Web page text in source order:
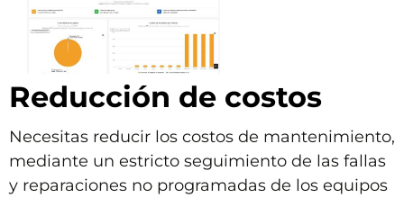
Reducción de costos
Necesitas reducir los costos de mantenimiento,
mediante un estricto seguimiento de las fallas
y reparaciones no programadas de los equipos